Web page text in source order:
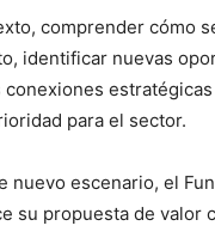
comprender cómo
identificar nuevas
para el sector.
nuevo escenario, el
su propuesta de valor